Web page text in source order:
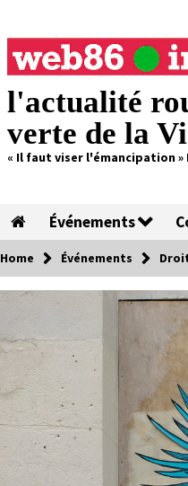
l'actualité
verte de la
« Il faut viser l'émancipation »
Événements
Home Événements